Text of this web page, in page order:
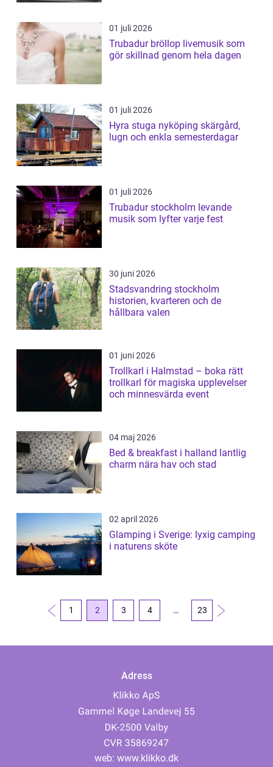
01 juli 2026
Trubadur bröllop livemusik som
gör skillnad genom hela dagen
01 juli 2026
Hyra stuga nyköping skärgård,
lugn och enkla semesterdagar
01 juli 2026
Trubadur stockholm levande
musik som lyfter varje fest
30 juni 2026
Stadsvandring stockholm
historien, kvarteren och de
hållbara valen
01 juni 2026
Trollkarl i Halmstad – boka rätt
trollkarl för magiska upplevelser
och minnesvärda event
04 maj 2026
Bed & breakfast i halland lantlig
charm nära hav och stad
02 april 2026
Glamping i Sverige: lyxig camping
i naturens sköte
1 2 3 4 … 23
Adress
web: www.klikko.dk